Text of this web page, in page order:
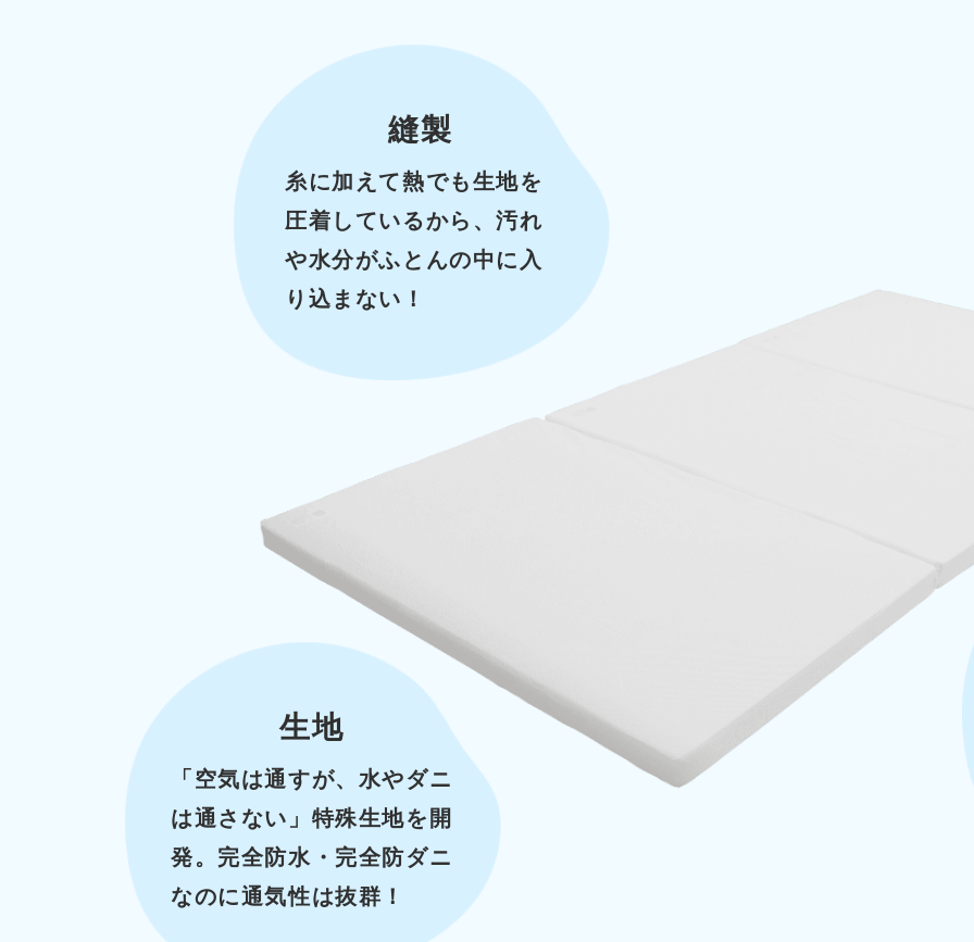
縫製
糸に加えて熱でも生地を
圧着しているから、汚れ
や水分がふとんの中に入
り込まない！
生地
「空気は通すが、水やダニ
は通さない」特殊生地を開
発。完全防水・完全防ダニ
なのに通気性は抜群！